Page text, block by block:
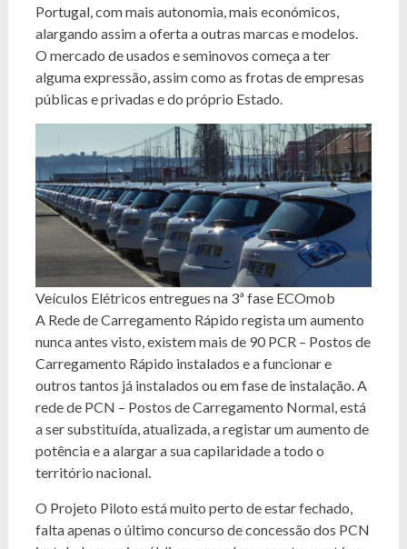
Portugal, com mais autonomia, mais económicos,
alargando assim a oferta a outras marcas e modelos.
O mercado de usados e seminovos começa a ter
alguma expressão, assim como as frotas de empresas
públicas e privadas e do próprio Estado.
Veículos Elétricos entregues na 3ª fase ECOmob
A Rede de Carregamento Rápido regista um aumento
nunca antes visto, existem mais de 90 PCR – Postos de
Carregamento Rápido instalados e a funcionar e
outros tantos já instalados ou em fase de instalação. A
rede de PCN – Postos de Carregamento Normal, está
a ser substituída, atualizada, a registar um aumento de
potência e a alargar a sua capilaridade a todo o
território nacional.
O Projeto Piloto está muito perto de estar fechado,
falta apenas o último concurso de concessão dos PCN